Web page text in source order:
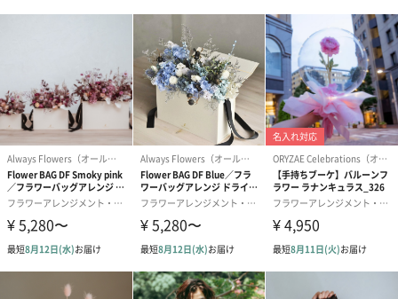
・天然草花を使用しているため、紫外線や熱、酸化等
の原因で自然退色する場合がございます。
・直射日光のあたるところや高温多湿の場所、火気の
近くには置かないで下さい。
使用上の注
意・使用法
・商品外装に貼付の注意書きをご熟読の上、ご利用下
さい。
・使用しているお花には個体差がございます。また、1
点1点手作りしておりますので、花材の配置も若干異な
ります。あらかじめご了承下さい。
・湿度が高くなると染料が壁や衣服を汚す恐れがあり
ます。また、直接染料に触れて皮膚や目に異常を感じ
・防虫加工をしてお届けしておりますが、自然素材の
ため虫にご注意ください。
素材・原材料
外装：プラ
内容物：花材